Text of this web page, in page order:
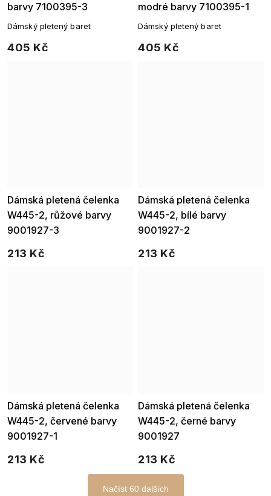
barvy 7100395-3
405 Kč
Dámský pletený baret
modré barvy 7100395-1
405 Kč
Dámský pletený baret
Dámská pletená čelenka
W445-2, růžové barvy
9001927-3
213 Kč
Dámská pletená čelenka
W445-2, bílé barvy
9001927-2
213 Kč
Dámská pletená čelenka
W445-2, červené barvy
9001927-1
213 Kč
Dámská pletená čelenka
W445-2, černé barvy
9001927
213 Kč
Načíst 60 dalších